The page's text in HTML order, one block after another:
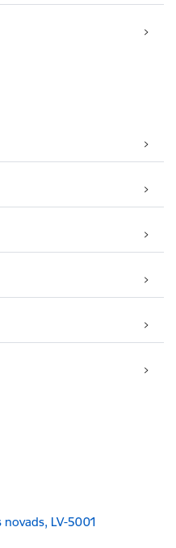
novads, LV-5001